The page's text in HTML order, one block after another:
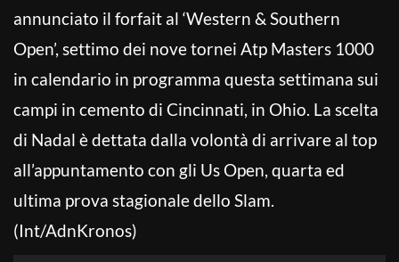
annunciato il forfait al ‘Western & Southern
Open’, settimo dei nove tornei Atp Masters 1000
in calendario in programma questa settimana sui
campi in cemento di Cincinnati, in Ohio. La scelta
di Nadal è dettata dalla volontà di arrivare al top
all’appuntamento con gli Us Open, quarta ed
ultima prova stagionale dello Slam.
(Int/AdnKronos)